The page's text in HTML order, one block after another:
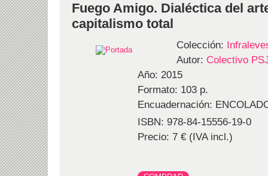
Fuego Amigo. Dialéctica del
capitalismo total
Colección:
Autor: Colectivo
Año: 2015
Formato: 103 p.
Encuadernación:
ISBN: 978-84-15556-19-0
Precio: 7 € (IVA incl.)